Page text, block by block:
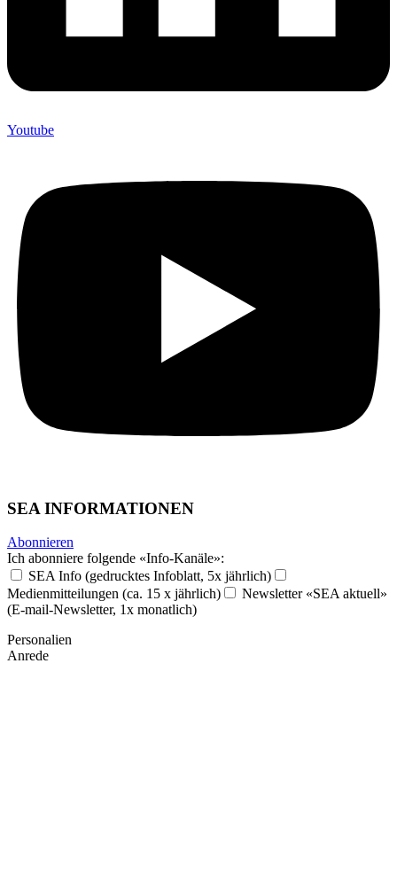
Youtube
SEA INFORMATIONEN
Abonnieren
Ich abonniere folgende «Info-Kanäle»:
SEA Info (gedrucktes Infoblatt, 5x jährlich)
Medienmitteilungen (ca. 15 x jährlich)
Newsletter «SEA aktuell»
(E-mail-Newsletter, 1x monatlich)
Personalien
Anrede